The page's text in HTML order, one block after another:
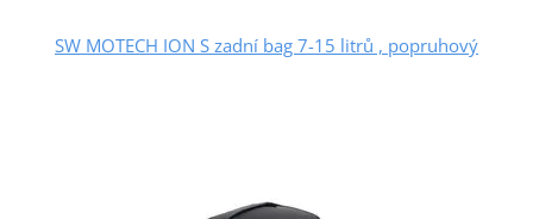
SW MOTECH ION S zadní bag 7-15 litrů , popruhový